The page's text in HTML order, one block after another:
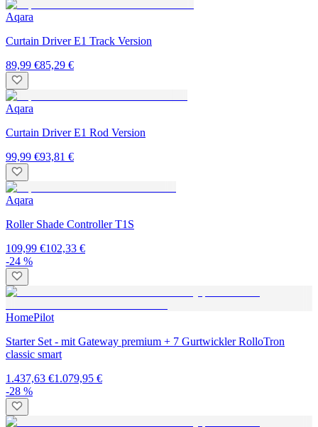
Aqara
Curtain Driver E1 Track Version
89,99 €85,29 €
Aqara
Curtain Driver E1 Rod Version
99,99 €93,81 €
Aqara
Roller Shade Controller T1S
109,99 €102,33 €
-24 %
HomePilot
Starter Set - mit Gateway premium + 7 Gurtwickler RolloTron
classic smart
1.437,63 €1.079,95 €
-28 %